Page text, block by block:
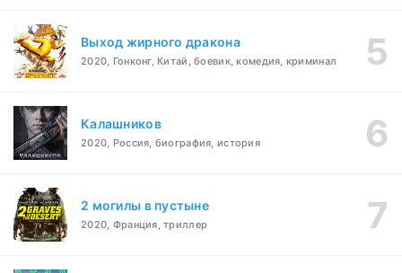
Выход жирного дракона
2020, Гонконг, Китай, боевик, комедия, криминал
Калашников
2020, Россия, биография, история
2 могилы в пустыне
2020, Франция, триллер